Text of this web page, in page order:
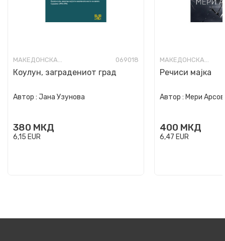
МАКЕДОНСКА КНИЖЕВНОСТ 069018
Коулун, заградениот град
Автор : Јана Узунова
380 МКД
6,15 EUR
МАКЕДОНСКА КНИЖЕВНОСТ
Речиси мајка
Автор : Мери
400 МКД
6,47 EUR